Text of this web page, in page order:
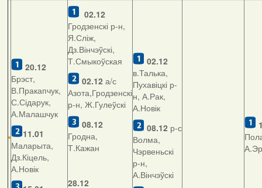
20.12
Брэст,
В.Пракапчук,
С.Сідарук,
А.Малашчук
11.01
Маларыта,
Дз.Кіцель,
А.Новік
02.12
Гродзенскі р-н,
Я.Сліж,
Дз.Вінчэўскі,
Т.Смыкоўская
02.12а/с
Азота,Гродзенскі
р-н, Ж.Гулеўскі
08.12
Гродна,
Т.Кажан
28.12
02.12
в.Талька,
Пухавіцкі р-
н, А.Рак,
А.Новік
08.12 р-с
Волма,
Чэрвеньскі
р-н,
А.Вінчэўскі